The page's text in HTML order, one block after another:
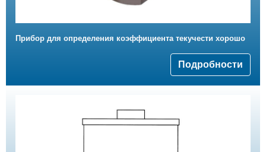
Прибор для определения коэффициента текучести хорошо
Подробности